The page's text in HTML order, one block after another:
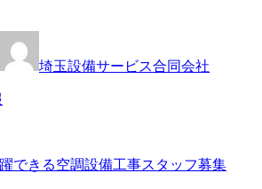
埼玉設備サービス合同会社